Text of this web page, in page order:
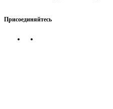
Присоединяйтесь